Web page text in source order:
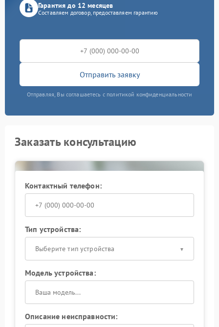
Гарантия до 12 месяцев
Составляем договор, предоставляем гарантию
Отправить заявку
Отправляя, Вы соглашаетесь с политикой конфиденциальности
Заказать консультацию
Контактный телефон:
Тип устройства:
Выберите тип устройства
Модель устройства:
Описание неисправности: